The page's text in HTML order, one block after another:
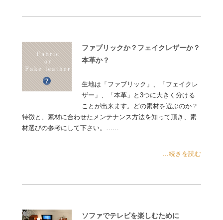
ファブリックか？フェイクレザーか？
本革か？
生地は「ファブリック」、「フェイクレ
ザー」、「本革」と3つに大きく分ける
ことが出来ます。どの素材を選ぶのか？
特徴と、素材に合わせたメンテナンス方法を知って頂き、素
材選びの参考にして下さい。……
...続きを読む
ソファでテレビを楽しむために